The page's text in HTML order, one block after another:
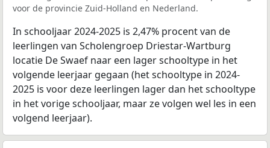
voor de provincie Zuid-Holland en Nederland.
In schooljaar 2024-2025 is 2,47% procent van de
leerlingen van Scholengroep Driestar-Wartburg
locatie De Swaef naar een lager schooltype in het
volgende leerjaar gegaan (het schooltype in 2024-
2025 is voor deze leerlingen lager dan het schooltype
in het vorige schooljaar, maar ze volgen wel les in een
volgend leerjaar).